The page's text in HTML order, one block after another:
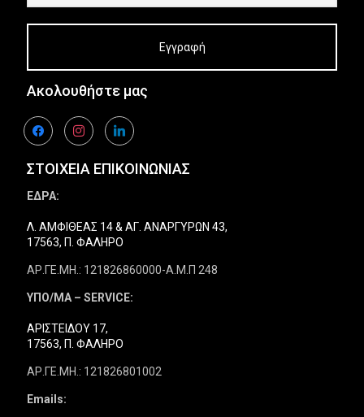
Ακολουθήστε μας
facebookinstagramlinkedin
ΣΤΟΙΧΕΙΑ ΕΠΙΚΟΙΝΩΝΙΑΣ
ΕΔΡΑ:
Λ. ΑΜΦΙΘΕΑΣ 14 & ΑΓ. ΑΝΑΡΓΥΡΩΝ 43,
17563, Π. ΦΑΛΗΡΟ
ΑΡ.ΓΕ.ΜΗ.: 121826860000-Α.Μ.Π 248
ΥΠΟ/ΜΑ – SERVICE:
ΑΡΙΣΤΕΙΔΟΥ 17,
17563, Π. ΦΑΛΗΡΟ
ΑΡ.ΓΕ.ΜΗ.: 121826801002
Emails: